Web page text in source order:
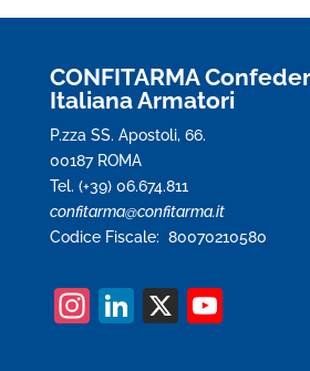
CONFITARMA
Italiana Armatori
P.zza SS. Apostoli, 66.
00187 ROMA
Tel. (+39) 06.674.811
confitarma@confitarma.it
Codice Fiscale: 80070210580
In Li X Y